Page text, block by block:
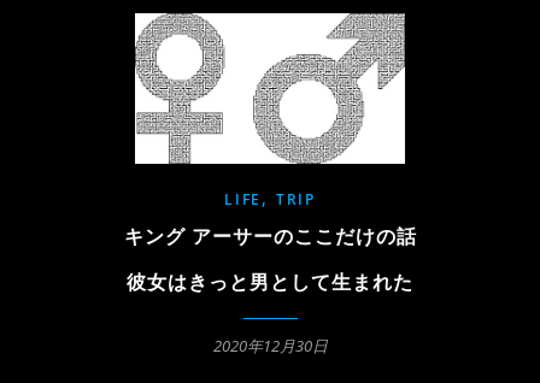
LIFE , TRIP
キング アーサーのここだけの話
彼女はきっと男として生まれた
2020年12月30日